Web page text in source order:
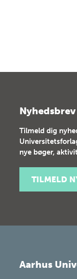
Nyhedsbrev
Tilmeld dig
nye bøger,
TILMELD
Aarhus